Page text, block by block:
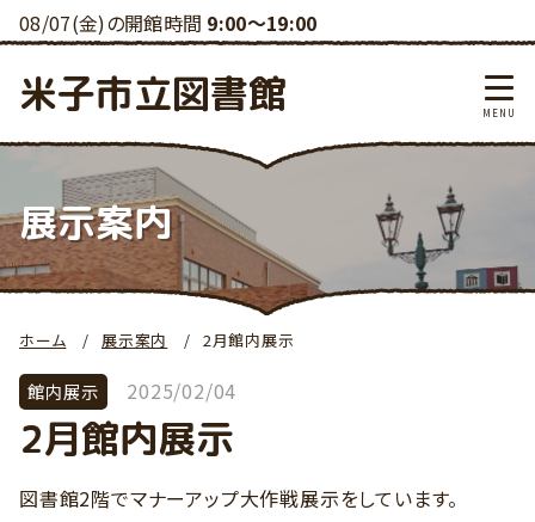
08/07(金)の開館時間 9:00～19:00
米子市立図書館
展示案内
ホーム 展示案内 2月館内展示
館内展示 2025/02/04
2月館内展示
図書館2階でマナーアップ大作戦展示をしています。